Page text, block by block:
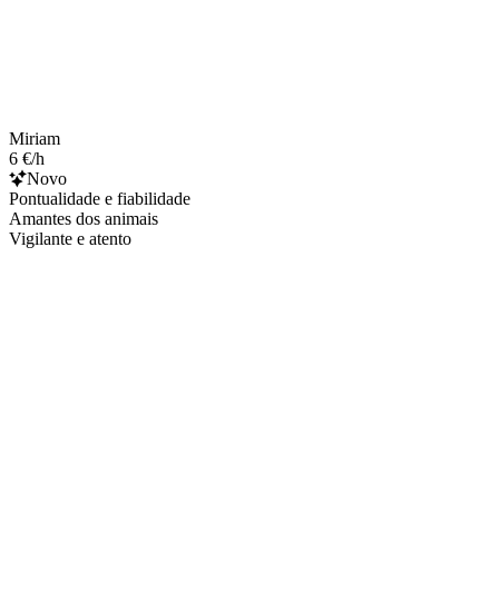
Miriam
6 €/h
Novo
Pontualidade e fiabilidade
Amantes dos animais
Vigilante e atento